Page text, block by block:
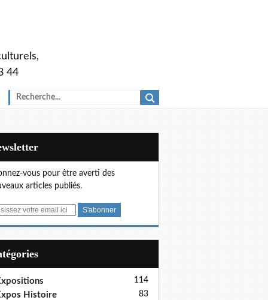
44
vous pour être averti des
articles publiés.
114
Histoire 83